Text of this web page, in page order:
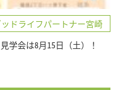
ドライフパートナー宮崎
学会は8月15日（土）！